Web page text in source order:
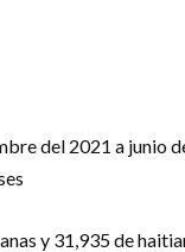
del 2021 a junio
y 31,935 de